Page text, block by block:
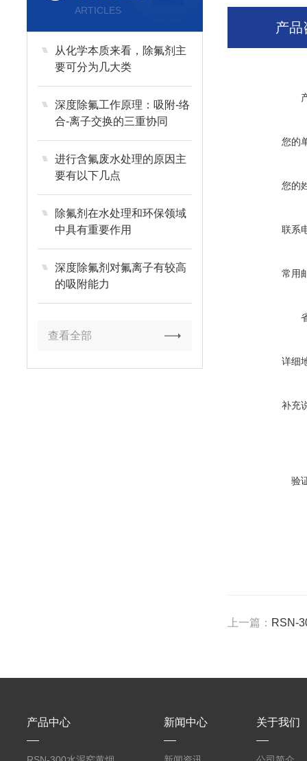
ARTICLES
从化学本质来看，除氟剂主
要可分为几大类
深度除氟工作原理：吸附-络
合-离子交换的三重协同
进行含氟废水处理的原因主
要有以下几点
除氟剂在水处理和环保领域
中具有重要作用
深度除氟剂对氟离子有较高
的吸附能力
查看全部
产品
您的
您的
联系
常用
详细
补充
验
上一篇： RSN-
产品中心 新闻中心 关于我们